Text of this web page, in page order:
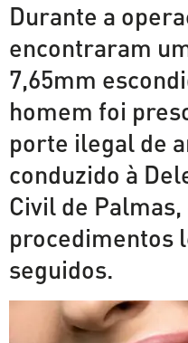
Durante a
encontraram
7,65mm
homem foi
porte ilegal de
conduzido à
Civil de
procedimentos
seguidos.